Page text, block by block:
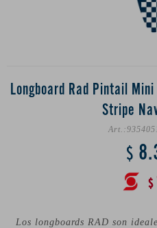
Longboard Rad Pintail
Stripe
$
$
Los longboards RAD son